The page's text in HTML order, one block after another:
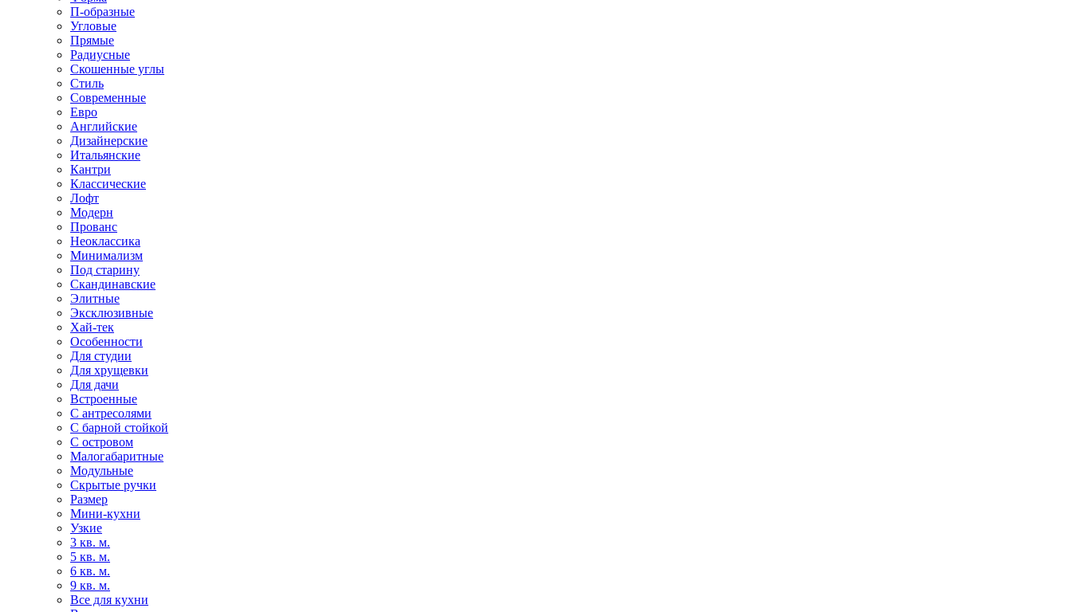
П-образные
Угловые
Прямые
Радиусные
Скошенные углы
Стиль
Современные
Евро
Английские
Дизайнерские
Итальянские
Кантри
Классические
Лофт
Модерн
Прованс
Неоклассика
Минимализм
Под старину
Скандинавские
Элитные
Эксклюзивные
Хай-тек
Особенности
Для студии
Для хрущевки
Для дачи
Встроенные
С антресолями
С барной стойкой
С островом
Малогабаритные
Модульные
Скрытые ручки
Размер
Мини-кухни
Узкие
3 кв. м.
5 кв. м.
6 кв. м.
9 кв. м.
Все для кухни